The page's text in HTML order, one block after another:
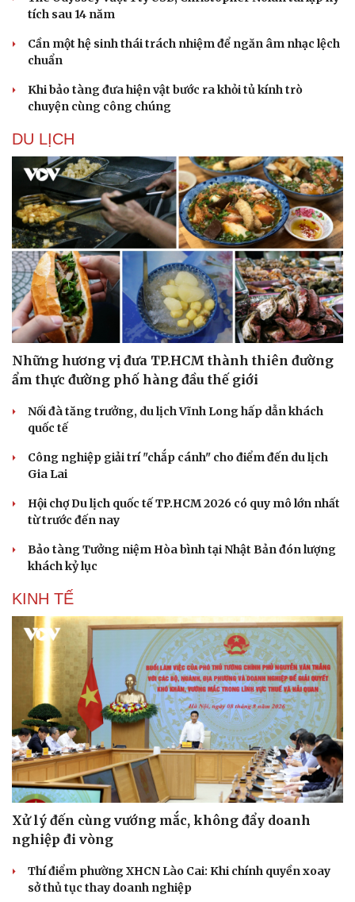
Du lịch
Tư vấn
Săn Tour
check-in
Podcast
Câu chuyện thời sự
Đọc truyện đêm khuya
Cửa sổ tình yêu
Kể chuyện cho bé
Hạt giống tâm hồn
tích sau 14 năm
Cần một hệ sinh thái trách nhiệm để ngăn âm nhạc lệch
chuẩn
Khi bảo tàng đưa hiện vật bước ra khỏi tủ kính trò
chuyện cùng công chúng
DU LỊCH
Những hương vị đưa TP.HCM thành thiên đường
ẩm thực đường phố hàng đầu thế giới
Nối đà tăng trưởng, du lịch Vĩnh Long hấp dẫn khách
quốc tế
Công nghiệp giải trí "chắp cánh" cho điểm đến du lịch
Gia Lai
Hội chợ Du lịch quốc tế TP.HCM 2026 có quy mô lớn nhất
từ trước đến nay
Bảo tàng Tưởng niệm Hòa bình tại Nhật Bản đón lượng
khách kỷ lục
KINH TẾ
Xử lý đến cùng vướng mắc, không đẩy doanh
nghiệp đi vòng
Thí điểm phường XHCN Lào Cai: Khi chính quyền xoay
sở thủ tục thay doanh nghiệp